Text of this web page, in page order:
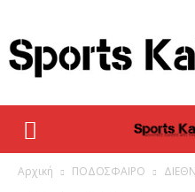
sportskalampaka
Αρχική ΠΟΔΟΣΦΑΙΡΟ